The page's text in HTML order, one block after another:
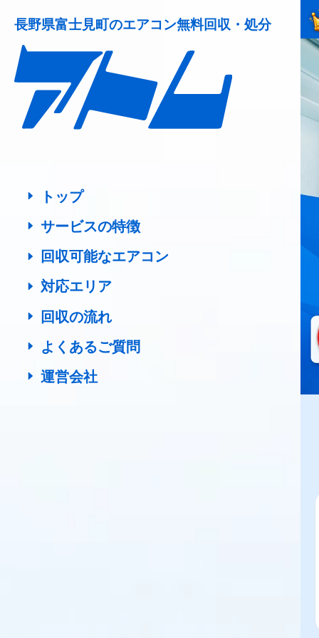
長野県富士見町のエアコン無料回収・処分
トップ
サービスの特徴
回収可能なエアコン
対応エリア
回収の流れ
よくあるご質問
運営会社